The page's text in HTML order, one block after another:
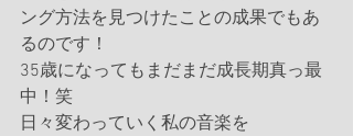
ング方法を見つけたことの成果でもあ
るのです！
35歳になってもまだまだ成長期真っ最
中！笑
日々変わっていく私の音楽を